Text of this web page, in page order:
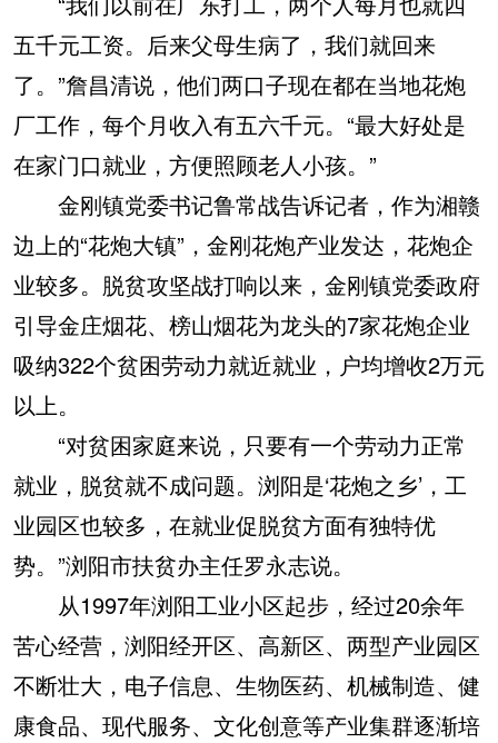
五千元工资。后来父母生病了，我们就回来
了。”詹昌清说，他们两口子现在都在当地花炮
厂工作，每个月收入有五六千元。“最大好处是
在家门口就业，方便照顾老人小孩。”
金刚镇党委书记鲁常战告诉记者，作为湘赣
边上的“花炮大镇”，金刚花炮产业发达，花炮企
业较多。脱贫攻坚战打响以来，金刚镇党委政府
引导金庄烟花、榜山烟花为龙头的7家花炮企业
吸纳322个贫困劳动力就近就业，户均增收2万元
以上。
“对贫困家庭来说，只要有一个劳动力正常
就业，脱贫就不成问题。浏阳是‘花炮之乡’，工
业园区也较多，在就业促脱贫方面有独特优
势。”浏阳市扶贫办主任罗永志说。
从1997年浏阳工业小区起步，经过20余年
苦心经营，浏阳经开区、高新区、两型产业园区
不断壮大，电子信息、生物医药、机械制造、健
康食品、现代服务、文化创意等产业集群逐渐培